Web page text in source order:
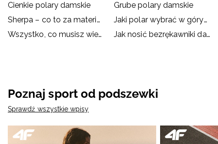
Cienkie polary damskie
Grube polary damskie
Sherpa – co to za materiał? Zalety polaru sherpa
Jaki polar wybrać w góry? Jaki polar na trekking?
Wszystko, co musisz wiedzieć o polarze
Jak nosić bezrękawniki damskie?
Poznaj sport od podszewki
Sprawdź wszystkie wpisy